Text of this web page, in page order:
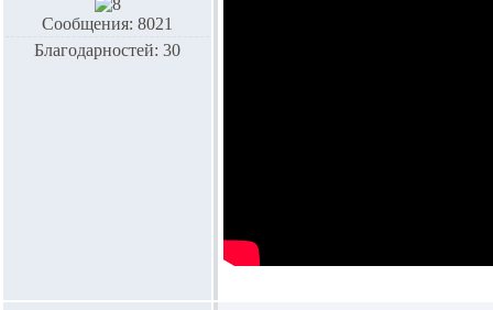
Сообщения: 8021
Благодарностей: 30